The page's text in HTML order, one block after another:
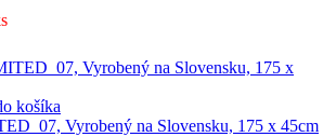
košíka
Vyrobený na Slovensku, 175 x 45cm